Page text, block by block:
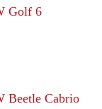
Golf 6
Beetle Cabrio